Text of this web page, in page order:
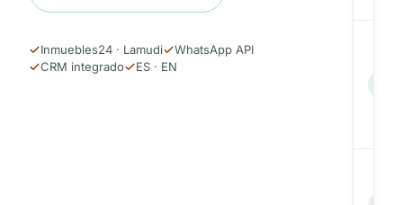
Inmuebles24 · Lamudi
WhatsApp API
CRM integrado
ES · EN